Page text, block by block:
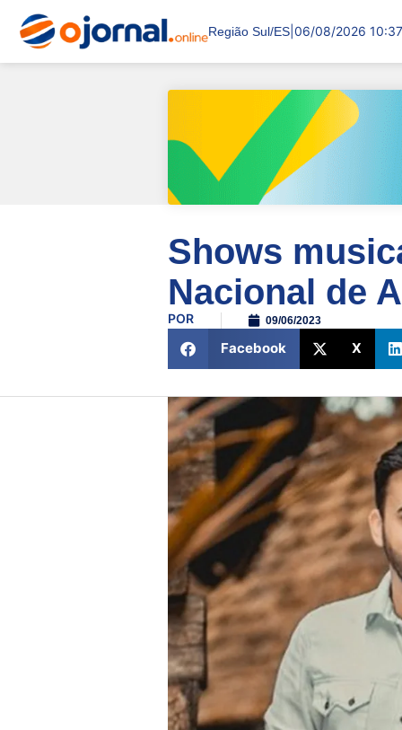
Região Sul/ES 06/08/2026 10:37
Shows
Nacional de
POR 09/06/2023
Facebook X